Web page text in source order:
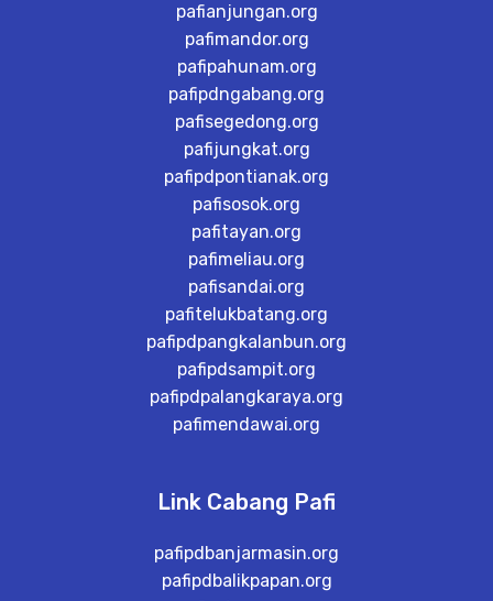
pafianjungan.org
pafimandor.org
pafipahunam.org
pafipdngabang.org
pafisegedong.org
pafijungkat.org
pafipdpontianak.org
pafisosok.org
pafitayan.org
pafimeliau.org
pafisandai.org
pafitelukbatang.org
pafipdpangkalanbun.org
pafipdsampit.org
pafipdpalangkaraya.org
pafimendawai.org
Link Cabang Pafi
pafipdbanjarmasin.org
pafipdbalikpapan.org